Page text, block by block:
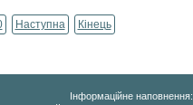
Наступна Кінець
Інформаційне наповнення: